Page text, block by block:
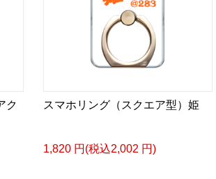
ク
スマホリング（スクエア型）姫
1,820 円(税込2,002 円)